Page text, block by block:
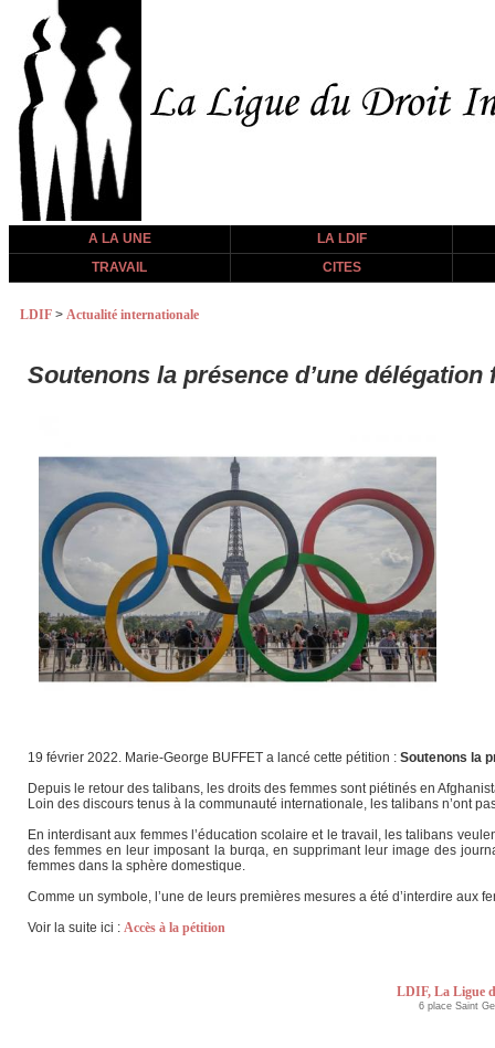
A LA UNE
LA LDIF
TRAVAIL
CITES
LDIF > Actualité internationale
Soutenons la présence d’une
19 février 2022. Marie-George BUFFET a lancé cette pétition : Soutenons la
Depuis le retour des talibans, les droits des femmes sont piétinés en
Loin des discours tenus à la communauté internationale, les talibans n’ont
En interdisant aux femmes l’éducation scolaire et le travail, les talibans
des femmes en leur imposant la burqa, en supprimant leur image des
femmes dans la sphère domestique.
Comme un symbole, l’une de leurs premières mesures a été d’interdire aux
Voir la suite ici : Accès à la pétition
LDIF, La Ligue
6 place Saint